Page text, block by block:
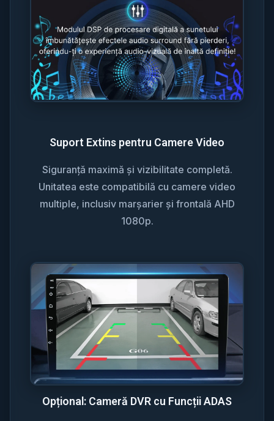
Suport Extins pentru Camere Video
Siguranță maximă și vizibilitate completă.
Unitatea este compatibilă cu camere video
multiple, inclusiv marșarier și frontală AHD
1080p.
Opțional: Cameră DVR cu Funcții ADAS